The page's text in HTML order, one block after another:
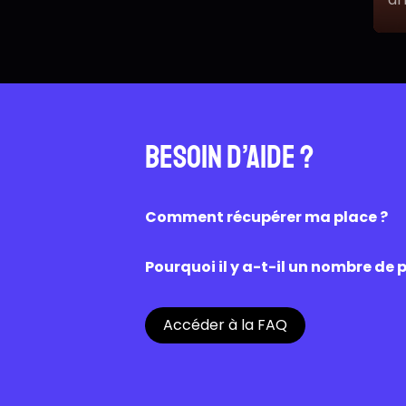
Besoin d’aide ?
Comment récupérer ma place ?
caisse du cinéma. Une fois scanné,
Pourquoi il y a-t-il un nombre de
Chaque cinéma est libre de
Accéder à la FAQ